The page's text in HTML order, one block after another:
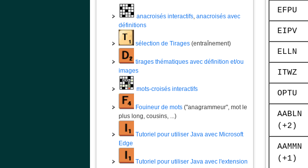
anacroisés interactifs, anacroisés avec
définitions
sélection de Tirages (entraînement)
tirages thématiques avec définition et/ou
images
mots-croisés interactifs
Fouineur de mots ("anagrammeur", mot le
plus long, cousins, ...)
Tutoriel pour utiliser Java avec Microsoft
Edge
Tutoriel pour utiliser Java avec l'extension
EFPU
EIPV
ELLN
ITWZ
OPTU
AABLN
(+2)
AAMMN
(+1)